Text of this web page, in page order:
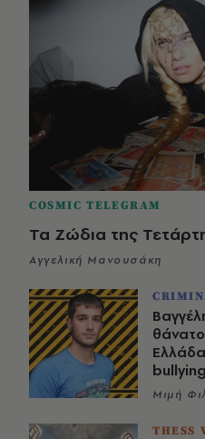
COSMIC TELEGRAM
Τα Ζώδια της
Αγγελική Μανουσάκη
Ελλάδα
bullying
Μιμή
THESS